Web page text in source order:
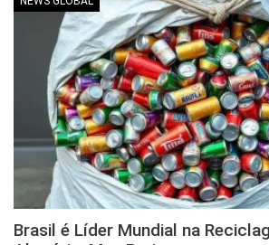
Brasil é Líder Mundial na